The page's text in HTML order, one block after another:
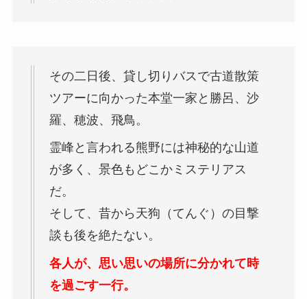
その二日後、貸し切りバスで古道散策
ツアーに向かった本堂一家と勝呂、沙
羅、穂波、飛鳥。
霊峰と言われる熊野には神秘的な山道
が多く、景色もどこかミステリアス
だ。
そして、昔から天狗（てんぐ）の目撃
談も後を絶たない。
各人が、思い思いの場所に分かれて時
を過ごす一行。